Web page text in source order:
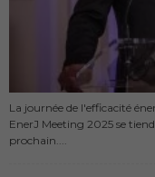
La journée de l'efficacité
EnerJ Meeting 2025 se
prochain....